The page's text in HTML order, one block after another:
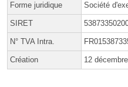
Forme juridique Société
SIRET
N° TVA Intra.
Création 12